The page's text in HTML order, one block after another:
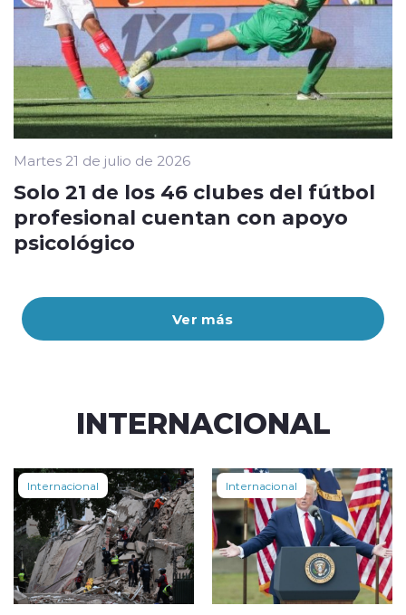
Ver más
Martes 21 de julio de 2026
Solo 21 de los 46 clubes del fútbol
profesional cuentan con apoyo
psicológico
INTERNACIONAL
Internacional Internacional